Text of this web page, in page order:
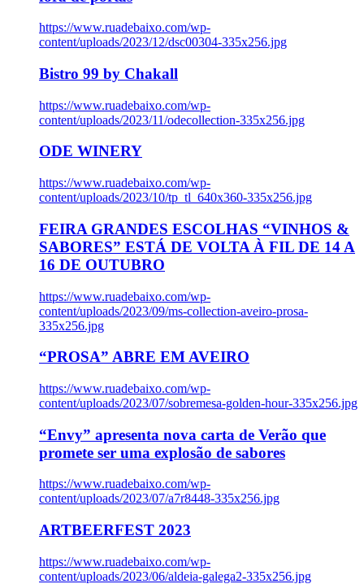
https://www.ruadebaixo.com/wp-
content/uploads/2023/12/dsc00304-335x256.jpg
Bistro 99 by Chakall
https://www.ruadebaixo.com/wp-
content/uploads/2023/11/odecollection-335x256.jpg
ODE WINERY
https://www.ruadebaixo.com/wp-
content/uploads/2023/10/tp_tl_640x360-335x256.jpg
FEIRA GRANDES ESCOLHAS “VINHOS &
SABORES” ESTÁ DE VOLTA À FIL DE 14 A
16 DE OUTUBRO
https://www.ruadebaixo.com/wp-
content/uploads/2023/09/ms-collection-aveiro-prosa-
335x256.jpg
“PROSA” ABRE EM AVEIRO
https://www.ruadebaixo.com/wp-
content/uploads/2023/07/sobremesa-golden-hour-335x256.jpg
“Envy” apresenta nova carta de Verão que
promete ser uma explosão de sabores
https://www.ruadebaixo.com/wp-
content/uploads/2023/07/a7r8448-335x256.jpg
ARTBEERFEST 2023
https://www.ruadebaixo.com/wp-
content/uploads/2023/06/aldeia-galega2-335x256.jpg